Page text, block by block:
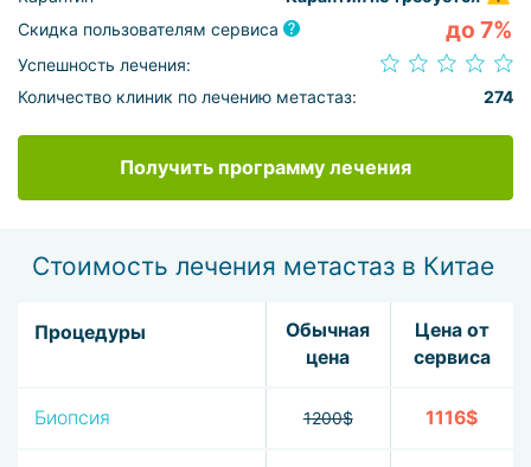
Скидка пользователям сервиса
до 7%
Успешность лечения:
Количество клиник по лечению метастаз:
274
Получить программу лечения
Стоимость лечения метастаз в Китае
Процедуры
Обычная
цена
Цена от
сервиса
Биопсия 1200$ 1116$